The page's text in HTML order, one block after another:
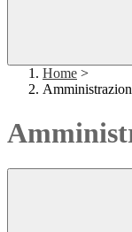
Home >